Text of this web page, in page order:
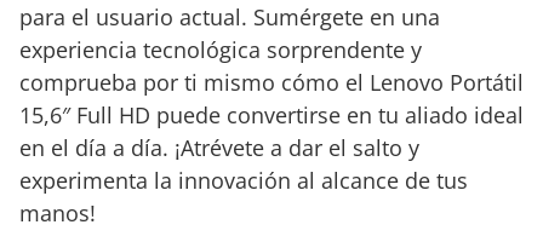
para el usuario actual. Sumérgete en una
experiencia tecnológica sorprendente y
comprueba por ti mismo cómo el Lenovo Portátil
15,6″ Full HD puede convertirse en tu aliado ideal
en el día a día. ¡Atrévete a dar el salto y
experimenta la innovación al alcance de tus
manos!